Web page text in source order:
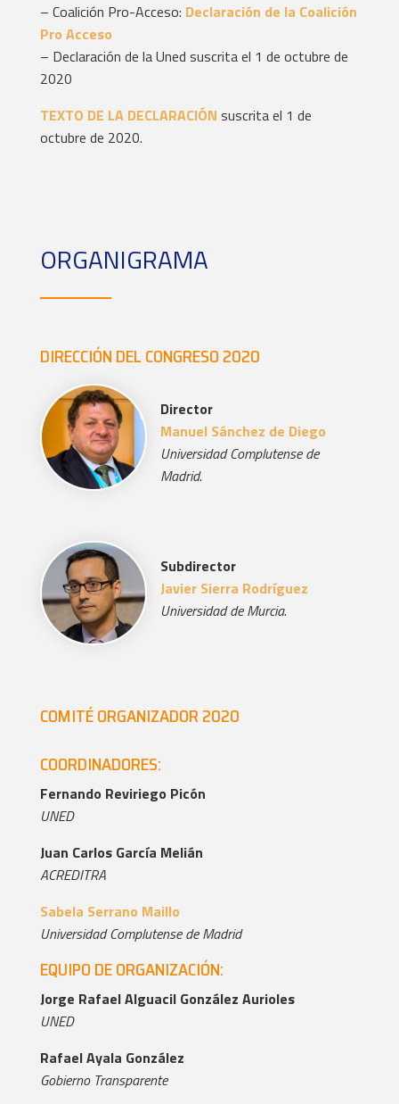
– Coalición Pro-Acceso: Declaración de la Coalición
Pro Acceso
– Declaración de la Uned suscrita el 1 de octubre de
2020
TEXTO DE LA DECLARACIÓN suscrita el 1 de
octubre de 2020.
ORGANIGRAMA
DIRECCIÓN DEL CONGRESO 2020
Director
Manuel Sánchez de Diego
Universidad Complutense de
Madrid.
Subdirector
Javier Sierra Rodríguez
Universidad de Murcia.
COMITÉ ORGANIZADOR 2020
COORDINADORES:
Fernando Reviriego Picón
UNED
Juan Carlos García Melián
ACREDITRA
Sabela Serrano Maillo
Universidad Complutense de Madrid
EQUIPO DE ORGANIZACIÓN:
Jorge Rafael Alguacil González Aurioles
UNED
Rafael Ayala González
Gobierno Transparente